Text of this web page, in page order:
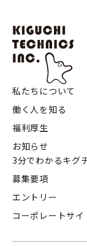
私たちについて
働く人を知る
福利厚生
お知らせ
3分でわかるキグ
募集要項
エントリー
コーポレートサイ